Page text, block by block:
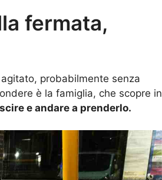
fermata,
probabilmente senza
è la famiglia, che scopre in
e andare a prenderlo.